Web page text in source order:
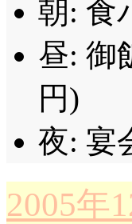
朝: 食
昼: 御
円)
夜: 宴
2005年